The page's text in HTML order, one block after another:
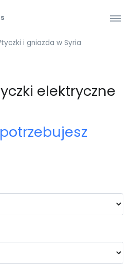
i gniazda w Syria
elektryczne